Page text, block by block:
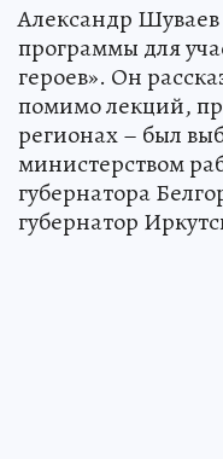
Александр
программы для
героев». Он
помимо лекций,
регионах – был
министерством
губернатора
губернатор